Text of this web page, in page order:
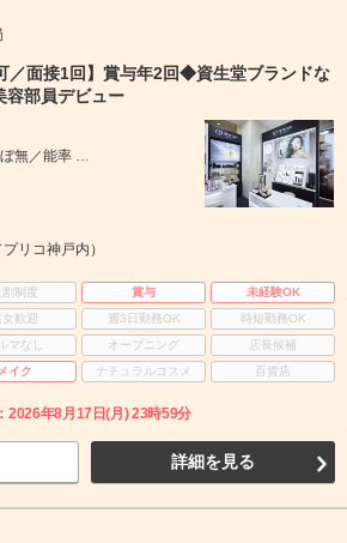
／面接1回】賞与年2回◆資生堂ブランドな
容部員デビュー
ぼ無／能率 …
リコ神戸内）
割制度 賞与
未経験OK
女歓迎 週3日勤務OK
時短勤務OK
マなし オープニング
店長候補
メイク ナチュラルコスメ 百貨店
2026年8月17日(月) 23時59分
詳細を見る